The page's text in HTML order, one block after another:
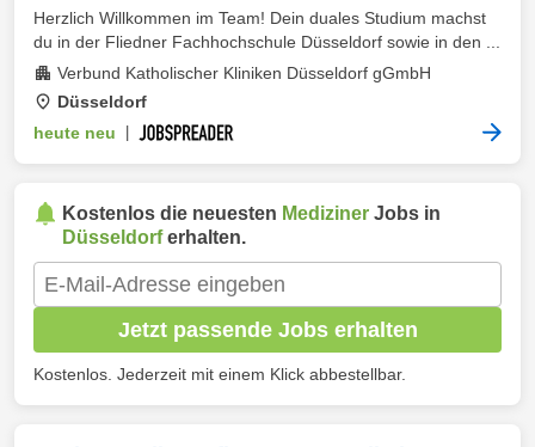
Herzlich Willkommen im Team! Dein duales Studium machst
du in der Fliedner Fachhochschule Düsseldorf sowie in den ...
Verbund Katholischer Kliniken Düsseldorf gGmbH
Düsseldorf
heute neu
Kostenlos die neuesten Mediziner Jobs in
Düsseldorferhalten.
Jetzt passende Jobs erhalten
Kostenlos. Jederzeit mit einem Klick abbestellbar.